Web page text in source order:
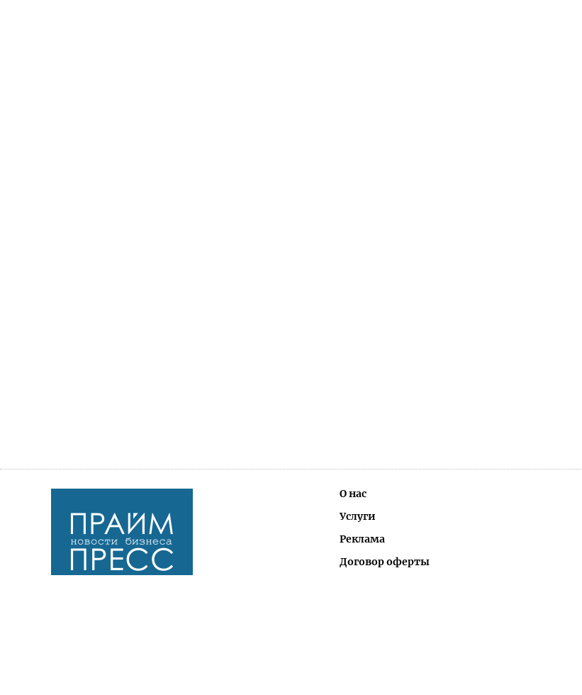
О нас
Услуги
Реклама
Договор оферты